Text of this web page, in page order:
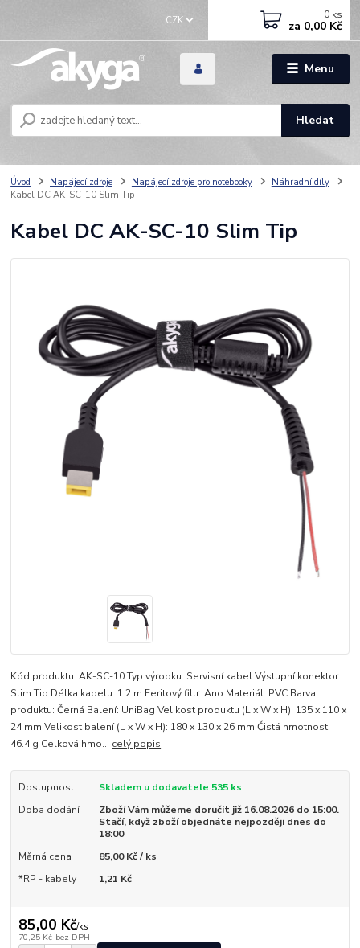
Menu
CZK
Hledat
0 ks
za 0,00 Kč
Úvod Napájecí zdroje Napájecí zdroje pro notebooky
Náhradní díly
Kabel DC AK-SC-10 Slim Tip
Kabel DC AK-SC-10 Slim Tip
Kód produktu: AK-SC-10 Typ výrobku: Servisní kabel Výstupní konektor:
Slim Tip Délka kabelu: 1.2 m Feritový filtr: Ano Materiál: PVC Barva
produktu: Černá Balení: UniBag Velikost produktu (L x W x H): 135 x 110 x
24 mm Velikost balení (L x W x H): 180 x 130 x 26 mm Čistá hmotnost:
46.4 g Celková hmo... celý popis
Dostupnost
Skladem u dodavatele 535 ks
Doba dodání
Zboží Vám můžeme doručit již 16.08.2026 do 15:00.
Stačí, když zboží objednáte nejpozději dnes do
18:00
Měrná cena
85,00 Kč / ks
*RP - kabely
1,21 Kč
85,00 Kč/ks
70,25 Kč bez DPH